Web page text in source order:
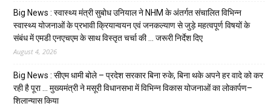
Big News : स्वास्थ्य मंत्री सुबोध उनियाल ने NHM के अंतर्गत संचालित विभिन्न
स्वास्थ्य योजनाओं के प्रभावी क्रियान्वयन एवं जनकल्याण से जुड़े महत्वपूर्ण विषयों के
संबंध में एमडी एनएचएम के साथ विस्तृत चर्चा की … जरूरी निर्देश दिए
August 4, 2026
Big News : सीएम धामी बोले – प्रदेश सरकार बिना रुके, बिना थके अपने हर वादे को कर
रही है पूरा … मुख्यमंत्री ने मसूरी विधानसभा में विभिन्न विकास योजनाओं का लोकार्पण–
शिलान्यास किया